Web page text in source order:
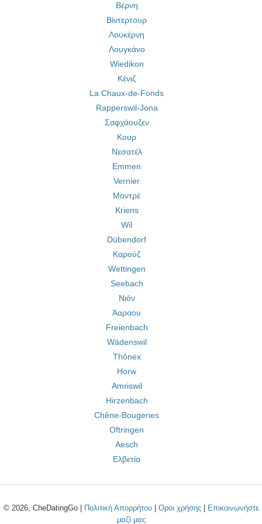
Βέρνη
Βίντερτουρ
Λουκέρνη
Λουγκάνο
Wiedikon
Κένιζ
La Chaux-de-Fonds
Rapperswil-Jona
Σαφχάουζεν
Κουρ
Νεσατέλ
Emmen
Vernier
Μοντρέ
Kriens
Wil
Dübendorf
Καρούζ
Wettingen
Seebach
Νιόν
Άαραου
Freienbach
Wädenswil
Thônex
Horw
Amriswil
Hirzenbach
Chêne-Bougeries
Oftringen
Aesch
Ελβετία
© 2026, CheDatingGo | Πολιτική Απορρήτου| Οροι χρήσης|
Επικοινωνήστε
μαζί μας